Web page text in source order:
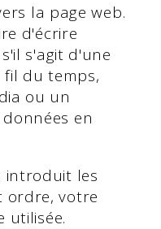
la page web.
d'écrire
s'agit d'une
fil du temps,
ou un
en
introduit les
ordre, votre
utilisée.